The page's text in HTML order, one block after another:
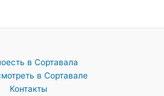
в Сортавала
в Сортавале
Контакты